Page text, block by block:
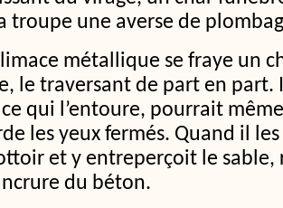
troupe une averse de
métallique se fraye un
le traversant de part en part.
qui l’entoure, pourrait
les yeux fermés. Quand il
et y entreperçoit le sable,
du béton.